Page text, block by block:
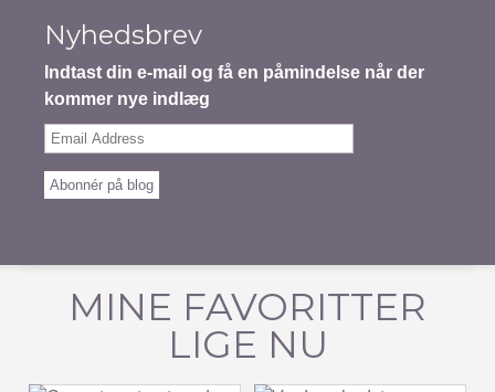
Nyhedsbrev
Indtast din e-mail og få en påmindelse når der
kommer nye indlæg
Email
Abonnér på blog
MINE FAVORITTER
LIGE NU